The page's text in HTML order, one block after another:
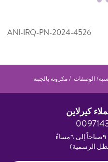
ANI-IRQ-PN-2024-4526
الوصفات مكرونة بالجبنة
كيرلاين
الرسمية)